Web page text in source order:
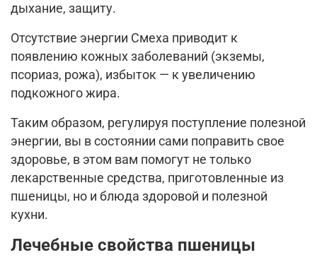
дыхание, защиту.
Отсутствие энергии Смеха приводит к
появлению кожных заболеваний (экземы,
псориаз, рожа), избыток — к увеличению
подкожного жира.
Таким образом, регулируя поступление полезной
энергии, вы в состоянии сами поправить свое
здоровье, в этом вам помогут не только
лекарственные средства, приготовленные из
пшеницы, но и блюда здоровой и полезной
кухни.
Лечебные свойства пшеницы